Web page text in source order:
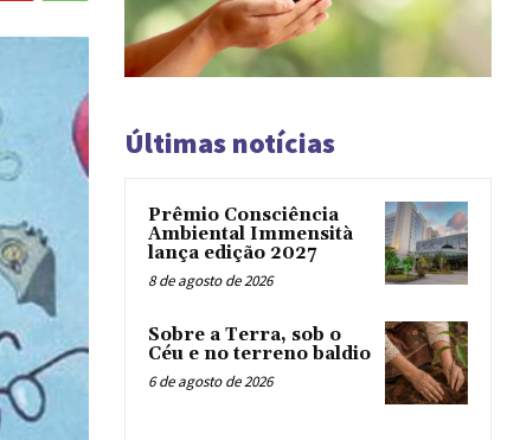
Últimas notícias
Prêmio Consciência
Ambiental Immensità
lança edição 2027
8 de agosto de 2026
Sobre a Terra, sob o
Céu e no terreno baldio
6 de agosto de 2026